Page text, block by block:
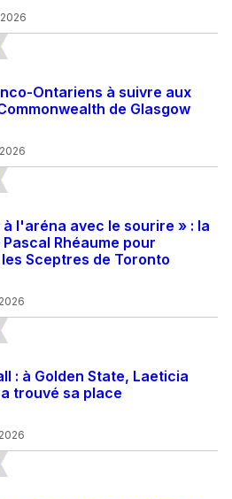
Ontariens à suivre aux
de Glasgow
l'aréna avec le sourire » : la
Rhéaume pour
Sceptres de Toronto
: à Golden State, Laeticia
trouvé sa place